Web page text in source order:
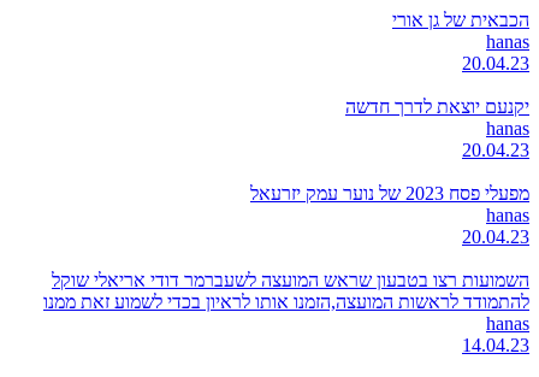
הכבאית של גן אורי
hanas
20.04.23
יקנעם יוצאת לדרך חדשה
hanas
20.04.23
מפעלי פסח 2023 של נוער עמק יזרעאל
hanas
20.04.23
השמועות רצו בטבעון שראש המועצה לשעברמר דודי אריאלי שוקל
להתמודד לראשות המועצה,הזמנו אותו לראיון בכדי לשמוע זאת ממנו
hanas
14.04.23